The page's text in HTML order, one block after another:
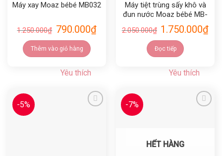
Máy xay Moaz bébé MB032
1.250.000₫ 790.000₫
Thêm vào giỏ hàng
Yêu thích
Máy tiệt trùng sấy khô và
đun nước Moaz bébé MB-
031
2.050.000₫ 1.750.000₫
Đọc tiếp
Yêu thích
-5% -7%
HẾT HÀNG